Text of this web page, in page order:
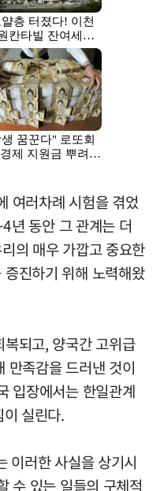
여러차례 시험을 겪었
년 동안 그 관계는 더
의 매우 가깝고 중요한
진하기 위해 노력해왔
되고, 양국간 고위급
만족감을 드러낸 것이
입장에서는 한일관계
실린다.
이러한 사실을 상기시
수 있는 일들의 구체적